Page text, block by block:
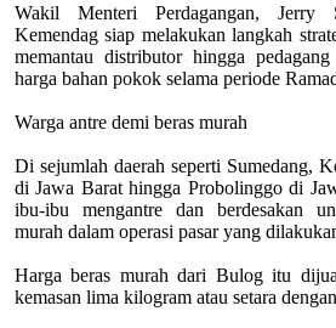
Wakil Menteri Perdagangan, Jerry
Kemendag siap melakukan langkah
memantau distributor hingga
harga bahan pokok selama periode
Warga antre demi beras murah
Di sejumlah daerah seperti Sumedang,
di Jawa Barat hingga Probolinggo di
ibu-ibu mengantre dan berdesakan
murah dalam operasi pasar yang
Harga beras murah dari Bulog itu
kemasan lima kilogram atau setara